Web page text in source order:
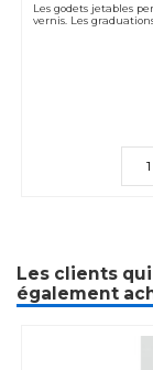
Les godets jetables
vernis. Les
Les clients
également